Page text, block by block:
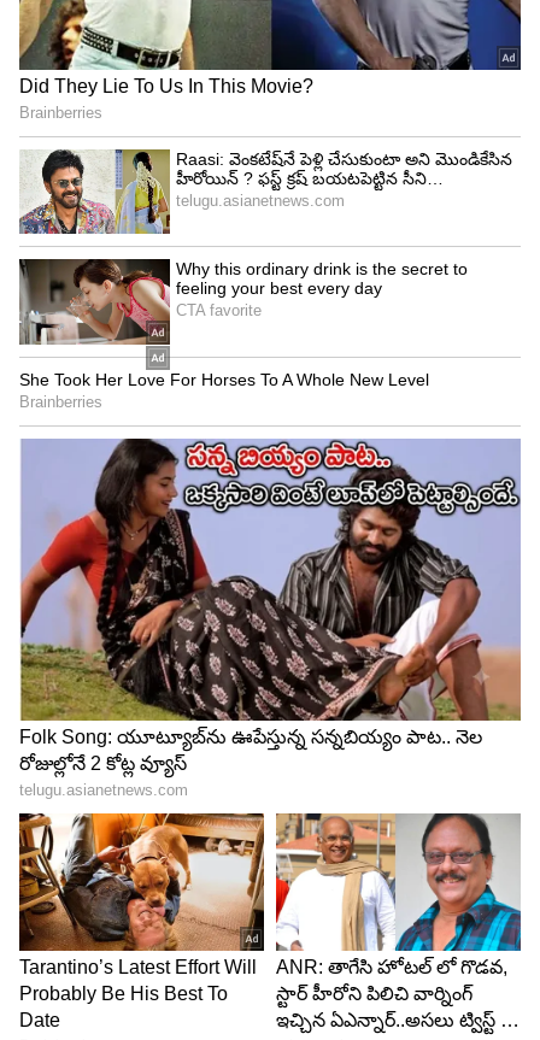
ఓటీటీలో రచ్చ చేస్తున్న బరాబర్‌ ప్రేమిస్తా
సడెన్‌గా ఎలాంటి ప్రమోషన్‌ లేకుండా ఓటీటీలోకి వచ్చిన ఈ
చిత్రానికి మంచి ఆదరణ లభిస్తోందని టీమ్‌ వెల్లడించింది.
స్ట్రీమింగ్ అవుతోంది. టాప్ పొజిషన్‌లో ట్రెండింగ్ అవుతోంది.
చంద్రహాస్ ఎనర్జిటిక్ పర్ఫామెన్స్‌కి మంచి స్పందన
వస్తోంద`ని టీమ్‌ చెప్పింది. ఈ సినిమాలో ఈ సినిమాలో
మురళీధర్ గౌడ్, లక్ష్మణ్ మీసాల, మధునందన్, అభయ్
నవీన్, రాజశేఖర్ అనింగి, డాక్టర్ భతిని, కీర్తిలతా గౌడ్,
సునీత మనోహర్ ఇతర ముఖ్య పాత్రలను పోషించారు. ఈ
మూవీకి కథని ఎంఏ తిరుపతి, మాటలు రమేష్ రాయ్
అందించారు. వైఆర్ శేఖర్ కెమెరామెన్‌గా, ఆర్ఆర్ ద్రువన్
సంగీత దర్శకుడిగా పని చేశారు, బొంతల నాగేశ్వర రెడ్డి
ఎడిటర్‌గా వర్క్ చేశారు.
LATEST VIDEOS